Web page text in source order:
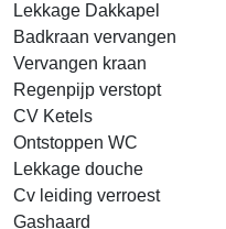
Lekkage Dakkapel
Badkraan vervangen
Vervangen kraan
Regenpijp verstopt
CV Ketels
Ontstoppen WC
Lekkage douche
Cv leiding verroest
Gashaard